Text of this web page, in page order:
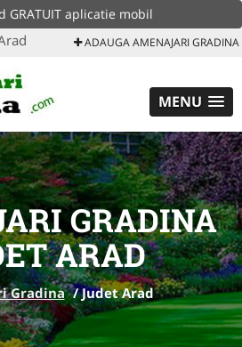
GRATUIT aplicatie mobil
ADAUGA AMENAJARI GRADINA
MENU
GRADINA
ARAD
Gradina /Judet Arad